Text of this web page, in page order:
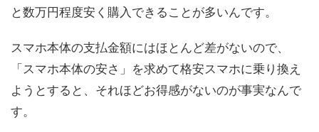
と数万円程度安く購入できることが多いんです。
スマホ本体の支払金額にはほとんど差がないので、
「スマホ本体の安さ」を求めて格安スマホに乗り換え
ようとすると、それほどお得感がないのが事実なんで
す。